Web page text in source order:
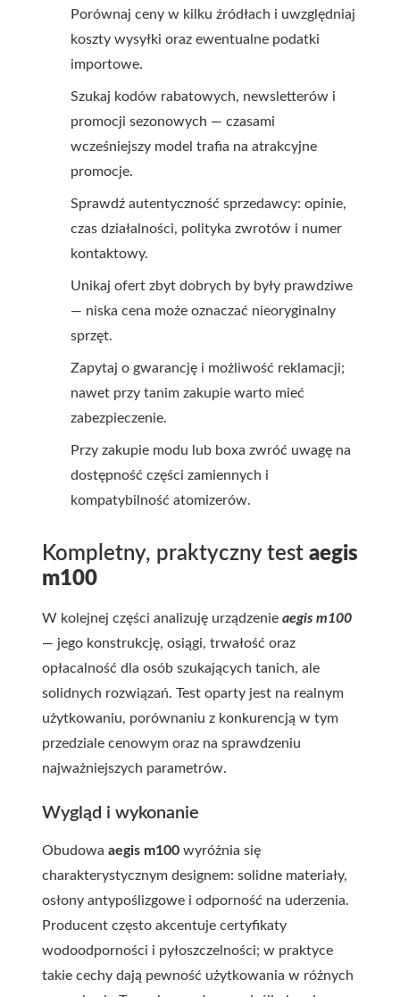
Porównaj ceny w kilku źródłach i uwzględniaj
koszty wysyłki oraz ewentualne podatki
importowe.
Szukaj kodów rabatowych, newsletterów i
promocji sezonowych — czasami
wcześniejszy model trafia na atrakcyjne
promocje.
Sprawdź autentyczność sprzedawcy: opinie,
czas działalności, polityka zwrotów i numer
kontaktowy.
Unikaj ofert zbyt dobrych by były prawdziwe
— niska cena może oznaczać nieoryginalny
sprzęt.
Zapytaj o gwarancję i możliwość reklamacji;
nawet przy tanim zakupie warto mieć
zabezpieczenie.
Przy zakupie modu lub boxa zwróć uwagę na
dostępność części zamiennych i
kompatybilność atomizerów.
Kompletny, praktyczny test aegis
m100
W kolejnej części analizuję urządzenie aegis m100
— jego konstrukcję, osiągi, trwałość oraz
opłacalność dla osób szukających tanich, ale
solidnych rozwiązań. Test oparty jest na realnym
użytkowaniu, porównaniu z konkurencją w tym
przedziale cenowym oraz na sprawdzeniu
najważniejszych parametrów.
Wygląd i wykonanie
Obudowa aegis m100 wyróżnia się
charakterystycznym designem: solidne materiały,
osłony antypoślizgowe i odporność na uderzenia.
Producent często akcentuje certyfikaty
wodoodporności i pyłoszczelności; w praktyce
takie cechy dają pewność użytkowania w różnych